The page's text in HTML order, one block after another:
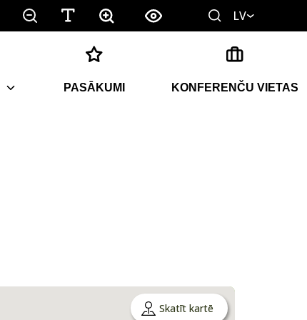
LV
PASĀKUMI KONFERENČU VIETAS
Skatīt kartē